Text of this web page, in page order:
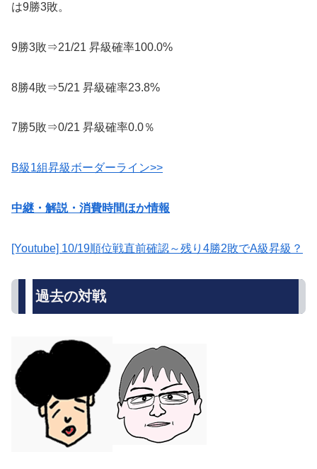
は9勝3敗。
9勝3敗⇒21/21 昇級確率100.0%
8勝4敗⇒5/21 昇級確率23.8%
7勝5敗⇒0/21 昇級確率0.0％
B級1組昇級ボーダーライン>>
中継・解説・消費時間ほか情報
[Youtube] 10/19順位戦直前確認～残り4勝2敗でA級昇級？
過去の対戦